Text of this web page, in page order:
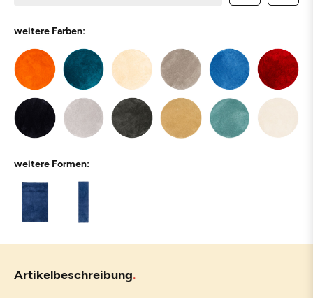
weitere Farben:
weitere Formen:
Artikelbeschreibung